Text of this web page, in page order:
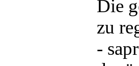
Die
zu
-